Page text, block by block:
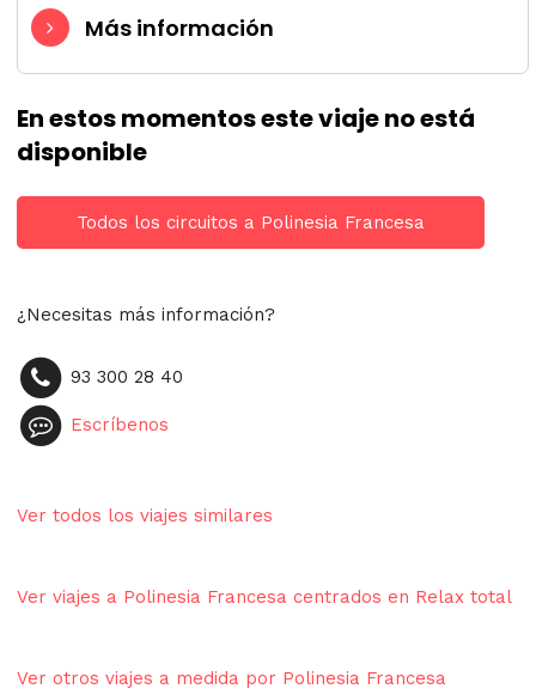
Más información
En estos momentos este viaje no está
disponible
Todos los circuitos a Polinesia Francesa
¿Necesitas más información?
93 300 28 40
Escríbenos
Ver todos los viajes similares
Ver viajes a Polinesia Francesa centrados en Relax total
Ver otros viajes a medida por Polinesia Francesa